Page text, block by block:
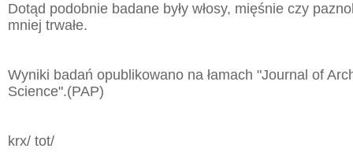
Dotąd podobnie badane były włosy, mięśnie czy
mniej trwałe.
Wyniki badań opublikowano na łamach "Journal of
Science".(PAP)
krx/ tot/